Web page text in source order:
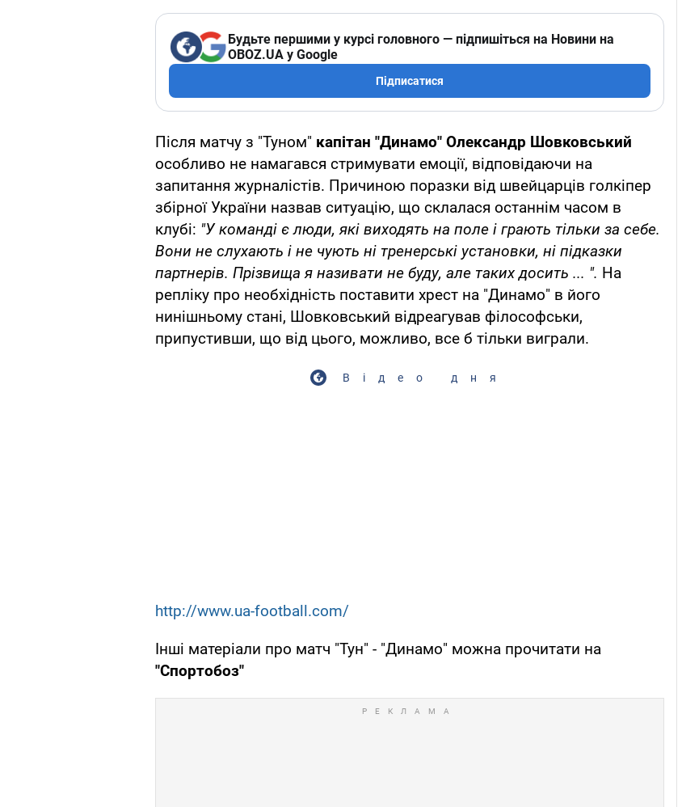
Будьте першими у курсі головного — підпишіться на Новини на
OBOZ.UA у Google
Підписатися
Після матчу з "Туном" капітан "Динамо" Олександр Шовковський
особливо не намагався стримувати емоції, відповідаючи на
запитання журналістів. Причиною поразки від швейцарців голкіпер
збірної України назвав ситуацію, що склалася останнім часом в
клубі: "У команді є люди, які виходять на поле і грають тільки за себе.
Вони не слухають і не чують ні тренерські установки, ні підказки
партнерів. Прізвища я називати не буду, але таких досить ... ". На
репліку про необхідність поставити хрест на "Динамо" в його
нинішньому стані, Шовковський відреагував філософськи,
припустивши, що від цього, можливо, все б тільки виграли.
Відео дня
http://www.ua-football.com/
Інші матеріали про матч "Тун" - "Динамо" можна прочитати на
"Спортобоз"